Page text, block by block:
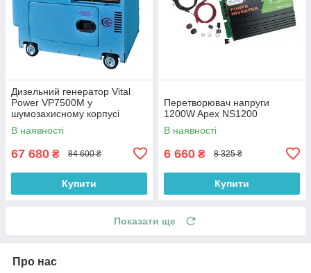
Дизельний генератор Vital
Power VP7500M у
шумозахисному корпусі
В наявності
67 680 ₴ 84 600 ₴
Купити
Перетворювач напруги
1200W Apex NS1200
В наявності
6 660 ₴ 8 325 ₴
Купити
Показати ще
Про нас